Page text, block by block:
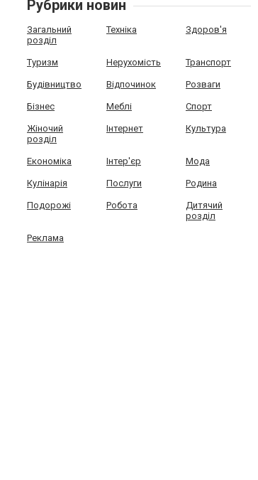
Рубрики новин
Загальний
розділ
Техніка Здоров'я
Туризм Нерухомість Транспорт
Будівництво Відпочинок Розваги
Бізнес Меблі Спорт
Жіночий
розділ
Інтернет Культура
Економіка Інтер'єр Мода
Кулінарія Послуги Родина
Подорожі Робота
Дитячий
розділ
Реклама